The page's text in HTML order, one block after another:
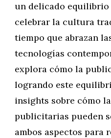
un delicado
celebrar la cultura
tiempo que abrazan
tecnologías
explora cómo la
logrando este
insights sobre cómo
publicitarias pueden
ambos aspectos para